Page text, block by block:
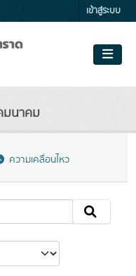
เข้าสู่ระบบ
มนาคม
ความเคลื่อนไหว